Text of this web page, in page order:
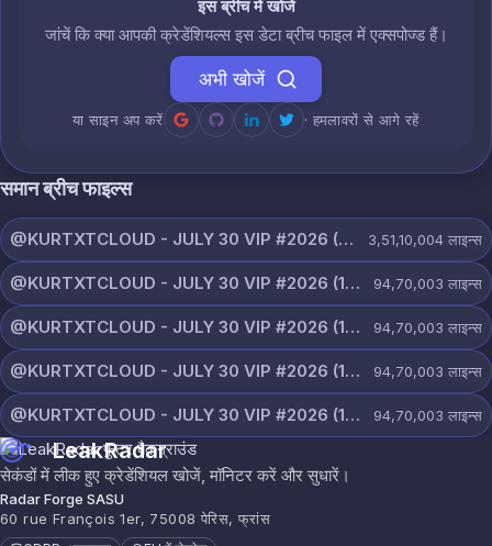
इस ब्रीच में खोजें
जांचें कि क्या आपकी क्रेडेंशियल्स इस डेटा ब्रीच फाइल में एक्सपोज्ड हैं।
अभी खोजें
या साइन अप करें · हमलावरों से आगे रहें
समान ब्रीच फाइल्स
@KURTXTCLOUD - JULY 30 VIP #2026 (114).txt 3,51,10,004 लाइन्स
@KURTXTCLOUD - JULY 30 VIP #2026 (113).txt 94,70,003 लाइन्स
@KURTXTCLOUD - JULY 30 VIP #2026 (112).txt 94,70,003 लाइन्स
@KURTXTCLOUD - JULY 30 VIP #2026 (111).txt 94,70,003 लाइन्स
@KURTXTCLOUD - JULY 30 VIP #2026 (110).txt 94,70,003 लाइन्स
LeakRadar
सेकंडों में लीक हुए क्रेडेंशियल खोजें, मॉनिटर करें और सुधारें।
Radar Forge SASU
60 rue François 1er, 75008 पेरिस, फ्रांस